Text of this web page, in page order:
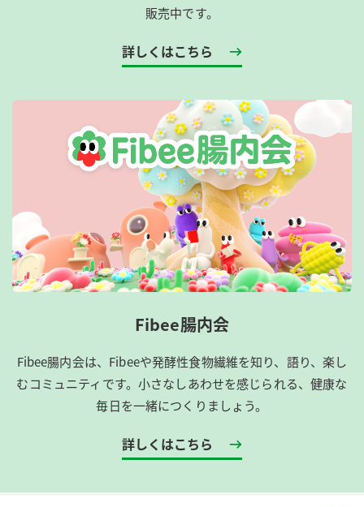
販売中です。
詳しくはこちら
Fibee腸内会
Fibee腸内会は、​Fibeeや発酵性食物繊維を知り、語り、楽し
むコミュニティです。​小さなしあわせを感じられる、健康な
毎日を一緒につくりましょう。
詳しくはこちら